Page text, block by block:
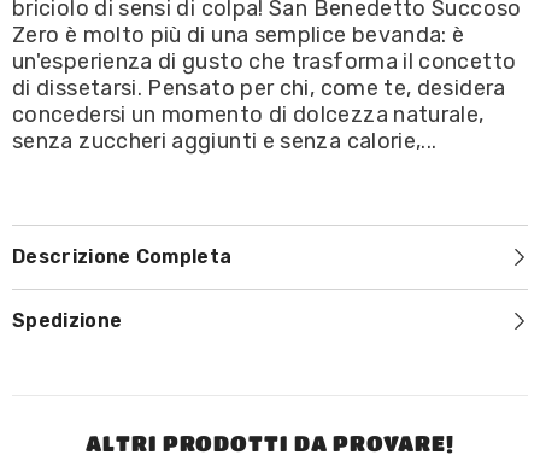
briciolo di sensi di colpa! San Benedetto Succoso
Zero è molto più di una semplice bevanda: è
un'esperienza di gusto che trasforma il concetto
di dissetarsi. Pensato per chi, come te, desidera
concedersi un momento di dolcezza naturale,
senza zuccheri aggiunti e senza calorie,...
Descrizione Completa
Spedizione
ALTRI PRODOTTI DA PROVARE!